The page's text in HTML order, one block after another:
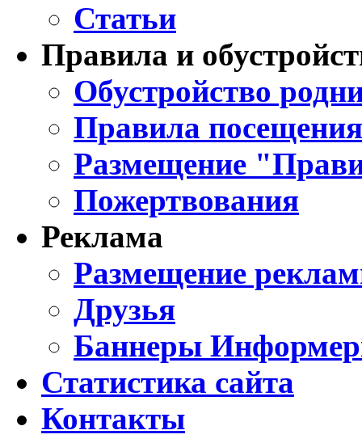
Статьи
Правила и
Обустройство
Правила
Размещение
Пожертвования
Реклама
Размещение
Друзья
Баннеры
Статистика сайта
Контакты